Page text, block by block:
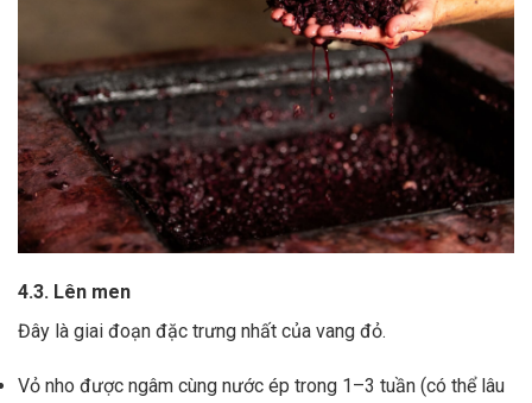
4.3. Lên men
Đây là giai đoạn đặc trưng nhất của vang đỏ.
Vỏ nho được ngâm cùng nước ép trong 1–3 tuần (có thể lâu